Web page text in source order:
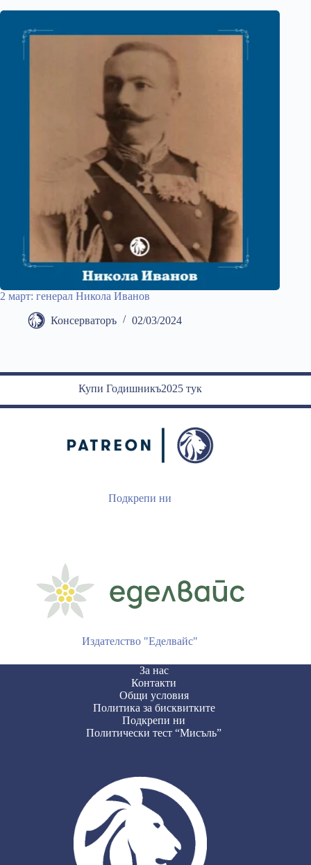
2 март: генерал Никола Иванов
Консерваторъ 02/03/2024
Купи Годишникъ2025 тук
Подкрепи ни
Издателство "Еделвайс"
За нас
Контакти
Общи условия
Политика за бисквитките
Подкрепи ни
Политически тест “Мисъль”